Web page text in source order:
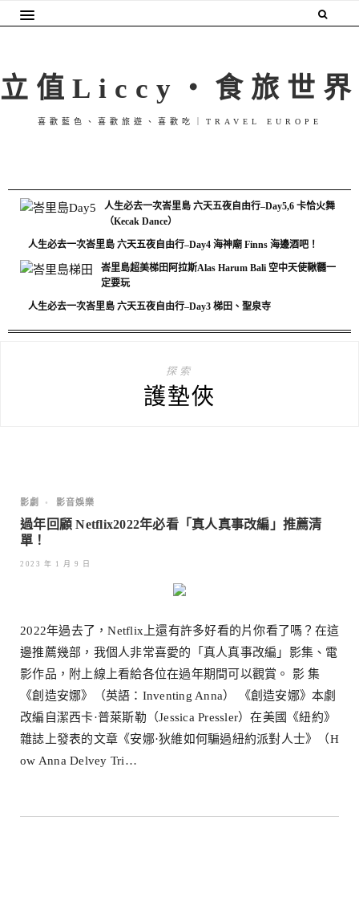
立值Liccy・食旅世界
喜歡藍色、喜歡旅遊、喜歡吃｜TRAVEL EUROPE
人生必去一次峇里島 六天五夜自由行–Day5,6 卡恰火舞
（Kecak Dance）
人生必去一次峇里島 六天五夜自由行–Day4 海神廟 Finns 海邊酒吧！
峇里島超美梯田阿拉斯Alas Harum Bali 空中天使鞦韆一
定要玩
人生必去一次峇里島 六天五夜自由行–Day3 梯田、聖泉寺
探索
護墊俠
影劇 • 影音娛樂
過年回顧 Netflix2022年必看「真人真事改編」推薦清
單！
2023 年 1 月 9 日
2022年過去了，Netflix上還有許多好看的片你看了嗎？在這
邊推薦幾部，我個人非常喜愛的「真人真事改編」影集、電
影作品，附上線上看給各位在過年期間可以觀賞。 影 集
《創造安娜》（英語：Inventing Anna） 《創造安娜》本劇
改編自潔西卡·普萊斯勒（Jessica Pressler）在美國《紐約》
雜誌上發表的文章《安娜·狄維如何騙過紐約派對人士》（H
ow Anna Delvey Tri…